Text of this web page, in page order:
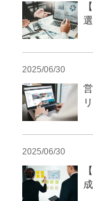
2025/06/30
2025/06/30